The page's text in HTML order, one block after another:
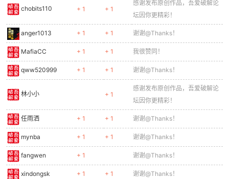
chobits110 + 1 + 1
感谢发布原创作品，吾爱破解论
坛因你更精彩！
anger1013 + 1 + 1 谢谢@Thanks！
MafiaCC + 1 + 1 我很赞同！
qww520999 + 1 + 1 谢谢@Thanks！
林小小 + 1
感谢发布原创作品，吾爱破解论
坛因你更精彩！
任雨洒 + 1 + 1 谢谢@Thanks！
mynba + 1 + 1 谢谢@Thanks！
fangwen + 1 谢谢@Thanks！
xindongsk + 1 + 1 谢谢@Thanks！